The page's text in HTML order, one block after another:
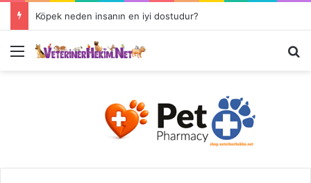
Köpek neden insanın en iyi dostudur?